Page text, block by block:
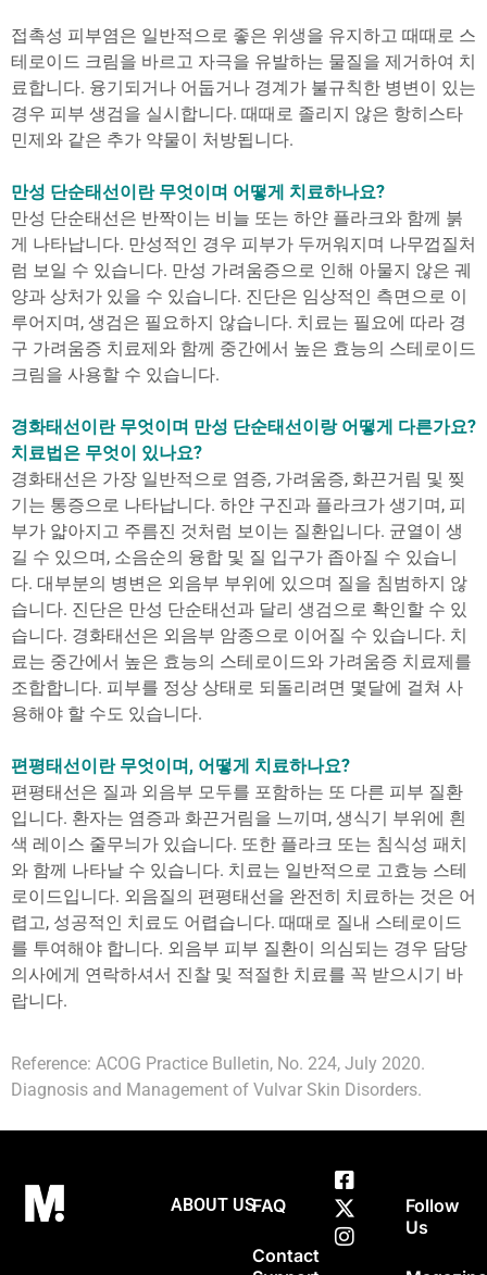
접촉성 피부염은 일반적으로 좋은 위생을 유지하고 때때로 스
테로이드 크림을 바르고 자극을 유발하는 물질을 제거하여 치
료합니다. 융기되거나 어둡거나 경계가 불규칙한 병변이 있는
경우 피부 생검을 실시합니다. 때때로 졸리지 않은 항히스타
민제와 같은 추가 약물이 처방됩니다.
만성 단순태선이란 무엇이며 어떻게 치료하나요?
만성 단순태선은 반짝이는 비늘 또는 하얀 플라크와 함께 붉
게 나타납니다. 만성적인 경우 피부가 두꺼워지며 나무껍질처
럼 보일 수 있습니다. 만성 가려움증으로 인해 아물지 않은 궤
양과 상처가 있을 수 있습니다. 진단은 임상적인 측면으로 이
루어지며, 생검은 필요하지 않습니다. 치료는 필요에 따라 경
구 가려움증 치료제와 함께 중간에서 높은 효능의 스테로이드
크림을 사용할 수 있습니다.
경화태선이란 무엇이며 만성 단순태선이랑 어떻게 다른가요?
치료법은 무엇이 있나요?
경화태선은 가장 일반적으로 염증, 가려움증, 화끈거림 및 찢
기는 통증으로 나타납니다. 하얀 구진과 플라크가 생기며, 피
부가 얇아지고 주름진 것처럼 보이는 질환입니다. 균열이 생
길 수 있으며, 소음순의 융합 및 질 입구가 좁아질 수 있습니
다. 대부분의 병변은 외음부 부위에 있으며 질을 침범하지 않
습니다. 진단은 만성 단순태선과 달리 생검으로 확인할 수 있
습니다. 경화태선은 외음부 암종으로 이어질 수 있습니다. 치
료는 중간에서 높은 효능의 스테로이드와 가려움증 치료제를
조합합니다. 피부를 정상 상태로 되돌리려면 몇달에 걸쳐 사
용해야 할 수도 있습니다.
편평태선이란 무엇이며, 어떻게 치료하나요?
편평태선은 질과 외음부 모두를 포함하는 또 다른 피부 질환
입니다. 환자는 염증과 화끈거림을 느끼며, 생식기 부위에 흰
색 레이스 줄무늬가 있습니다. 또한 플라크 또는 침식성 패치
와 함께 나타날 수 있습니다. 치료는 일반적으로 고효능 스테
로이드입니다. 외음질의 편평태선을 완전히 치료하는 것은 어
렵고, 성공적인 치료도 어렵습니다. 때때로 질내 스테로이드
를 투여해야 합니다. 외음부 피부 질환이 의심되는 경우 담당
의사에게 연락하셔서 진찰 및 적절한 치료를 꼭 받으시기 바
랍니다.
Reference: ACOG Practice Bulletin, No. 224, July 2020.
Diagnosis and Management of Vulvar Skin Disorders.
ABOUT USFAQ
Contact
Follow
Us